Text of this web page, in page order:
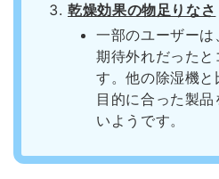
乾燥効果の物足りなさ
一部のユーザー
期待外れだったと
す。他の除湿機
目的に合った製
いようです。